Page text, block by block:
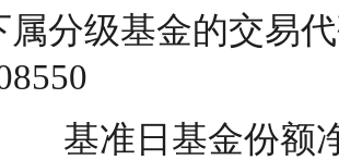
属分级基金的交易代
基准日基金份额